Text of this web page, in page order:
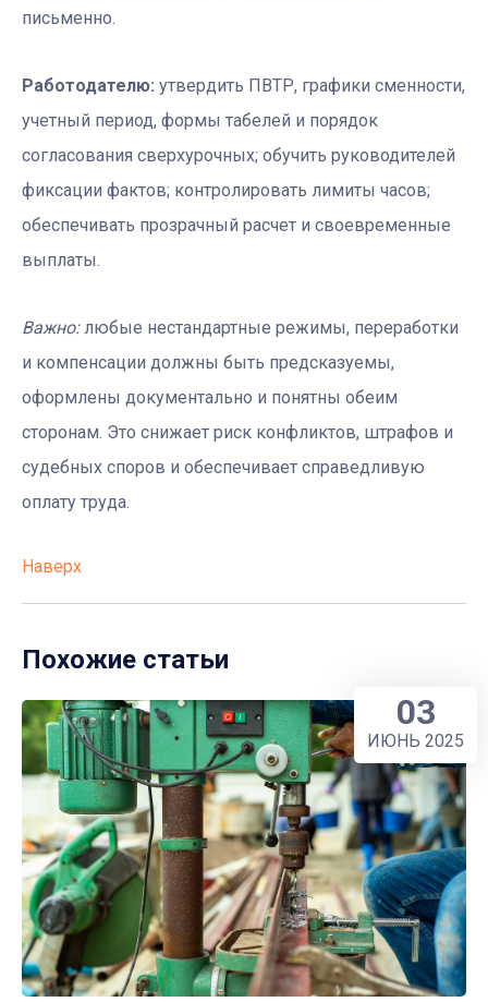
письменно.
Работодателю: утвердить ПВТР, графики сменности,
учетный период, формы табелей и порядок
согласования сверхурочных; обучить руководителей
фиксации фактов; контролировать лимиты часов;
обеспечивать прозрачный расчет и своевременные
выплаты.
Важно:любые нестандартные режимы, переработки
и компенсации должны быть предсказуемы,
оформлены документально и понятны обеим
сторонам. Это снижает риск конфликтов, штрафов и
судебных споров и обеспечивает справедливую
оплату труда.
Наверх
Похожие статьи
03
ИЮНЬ 2025